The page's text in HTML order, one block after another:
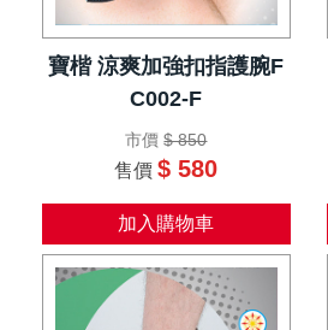
寶楷 涼爽加強扣指護腕F
C002-F
市價 $ 850
售價 $ 580
加入購物車